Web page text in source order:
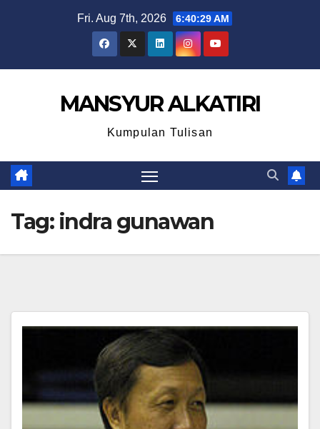
Fri. Aug 7th, 2026 6:40:29 AM
MANSYUR ALKATIRI
Kumpulan Tulisan
Tag: indra gunawan